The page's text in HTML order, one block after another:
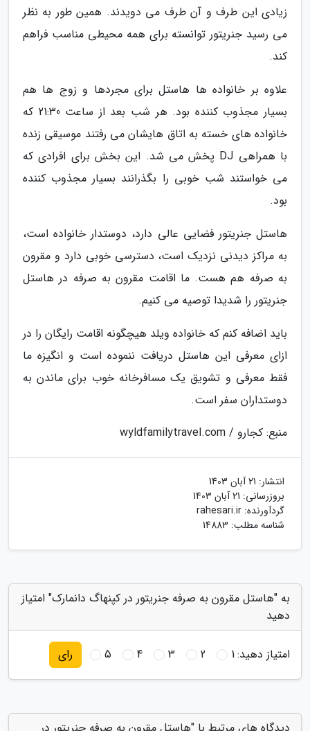
زیادی این طرف و آن طرف می دویدند. همین طور به نظر
می رسید جنریتور توانسته برای همه محیطی مناسب فراهم
کند.
علاوه بر خانواده ها هاستل برای مجردها و زوج ها هم
بسیار مجذوب کننده بود. هر شب بعد از ساعت 21:30 که
خانواده های خسته به اتاق هایشان می رفتند موسیقی زنده
با همراهی DJ پخش می شد. این بخش برای افرادی که
می خواستند شب خوبی را بگذرانند بسیار مجذوب کننده
بود.
هاستل جنریتور فضایی عالی دارد، دوستدار خانواده است،
به مراکز دیدنی نزدیک است، دسترسی خوبی دارد و مقرون
به صرفه هم هست. ما اقامت مقرون به صرفه در هاستل
جنریتور را شدیدا توصیه می کنیم.
باید اضافه کنم که خانواده ویلد هیچگونه اقامت رایگان را در
ازای معرفی این هاستل دریافت ننموده است و انگیزه ما
فقط معرفی و تشویق یک مسافرخانه خوب برای ماندن به
دوستداران سفر است.
منبع: کجارو / wyldfamilytravel.com
انتشار: 21 آبان 1403
بروزرسانی: 21 آبان 1403
گردآورنده: rahesari.ir
شناسه مطلب: 14883
به "هاستل مقرون به صرفه جنریتور در کپنهاگ دانمارک" امتیاز
دهید
امتیاز دهید:1
2
3
4
5 رای